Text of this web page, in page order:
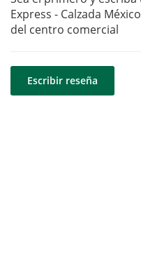
Express - Calzada
del centro comercial
Escribir reseña